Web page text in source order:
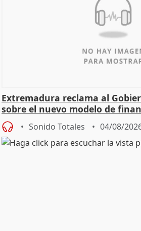
Extremadura reclama al
sobre el nuevo modelo de
Sonido Totales 04/08/